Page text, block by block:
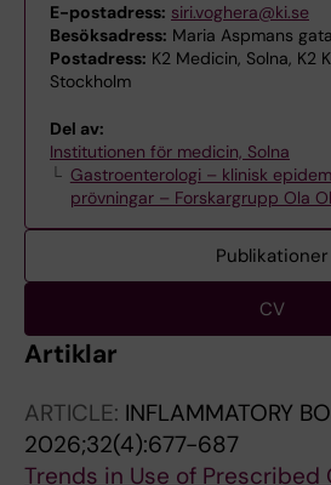
E-postadress: siri.voghera@ki.se
Besöksadress: Maria Aspmans
Postadress: K2 Medicin, Solna, K2
Stockholm
Del av:
Institutionen för medicin, Solna
Gastroenterologi – klinisk
prövningar – Forskargrupp Ola
Publikationer
CV
Artiklar
ARTICLE: INFLAMMATORY
2026;32(4):677-687
Trends in Use of Prescribed